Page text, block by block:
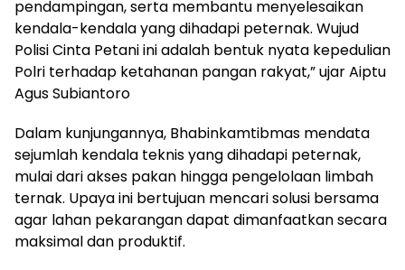
pendampingan, serta membantu menyelesaikan
kendala-kendala yang dihadapi peternak. Wujud
Polisi Cinta Petani ini adalah bentuk nyata kepedulian
Polri terhadap ketahanan pangan rakyat,” ujar Aiptu
Agus Subiantoro
Dalam kunjungannya, Bhabinkamtibmas mendata
sejumlah kendala teknis yang dihadapi peternak,
mulai dari akses pakan hingga pengelolaan limbah
ternak. Upaya ini bertujuan mencari solusi bersama
agar lahan pekarangan dapat dimanfaatkan secara
maksimal dan produktif.